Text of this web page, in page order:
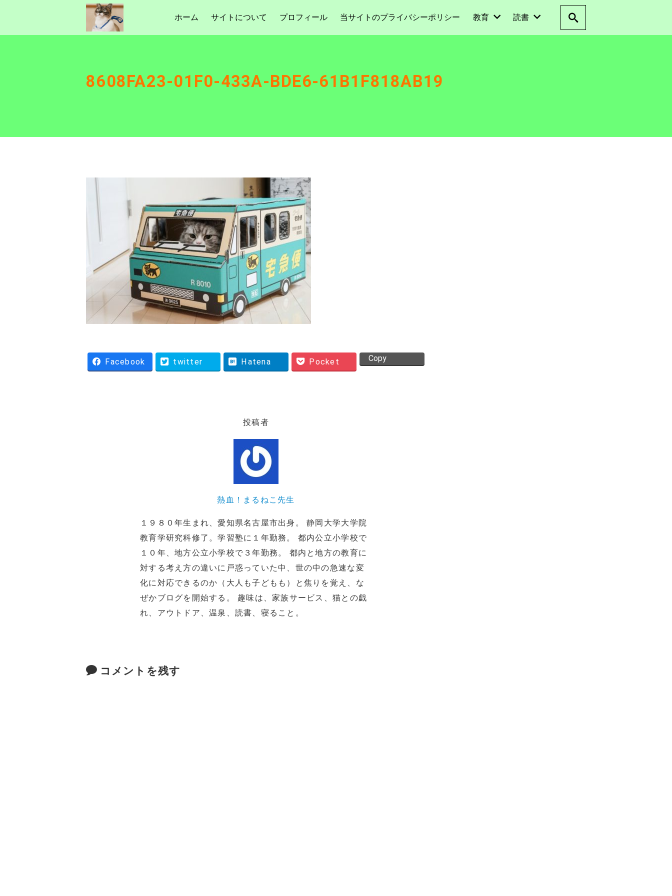
ホーム サイトについて プロフィール 当サイトのプライバシーポリシー 教育 読書
8608FA23-01F0-433A-BDE6-61B1F818AB19
Facebook twitter Hatena Pocket Copy
投稿者
熱血！まるねこ先生
１９８０年生まれ、愛知県名古屋市出身。 静岡大学大学院
教育学研究科修了。学習塾に１年勤務。 都内公立小学校で
１０年、地方公立小学校で３年勤務。 都内と地方の教育に
対する考え方の違いに戸惑っていた中、世の中の急速な変
化に対応できるのか（大人も子どもも）と焦りを覚え、な
ぜかブログを開始する。 趣味は、家族サービス、猫との戯
れ、アウトドア、温泉、読書、寝ること。
コメントを残す